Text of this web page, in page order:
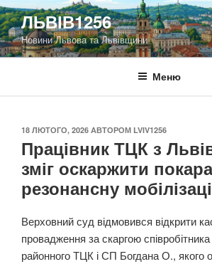
Перейти
до
вмісту
ЛЬВІВ1256
Новини Львова та Львівщини
Меню
ОПУБЛІКОВАНО
18 ЛЮТОГО, 2026 АВТОРОМ LVIV1256
Працівник ТЦК з
зміг оскаржити
резонансну
Верховний суд відмовився відкрити
провадження за скаргою
районного ТЦК і СП Богдана О., якого